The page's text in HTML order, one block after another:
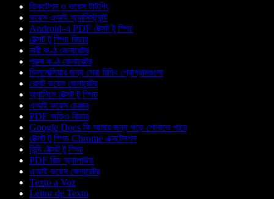
ডিকটেশন ও ভয়েস টাইপিং
ভয়েস এআই অ্যাসিস্ট্যান্ট
Android-এ PDF টেক্সট টু স্পিচ
টেক্সট টু স্পিচ রিডার
নারী কণ্ঠ জেনারেটর
পুরুষ কণ্ঠ জেনারেটর
ডিসলেক্সিয়ার জন্য সেরা রিডিং প্রোগ্রামগুলো
রোবট ভয়েস জেনারেটর
অ্যানিমে টেক্সট টু স্পিচ
এআই ভয়েস চেঞ্জার
PDF অডিও রিডার
Google Docs কি আমার জন্য পড়ে শোনাতে পারে
টেক্সট টু স্পিচ Chrome এক্সটেনশন
হিন্দি টেক্সট টু স্পিচ
PDF রিড অ্যালাউড
এআই ভয়েস জেনারেটর
Texto a Voz
Leitor de Texto